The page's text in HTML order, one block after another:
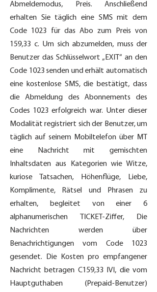
Abmeldemodus, Preis. Anschließend
erhalten Sie täglich eine SMS mit dem
Code 1023 für das Abo zum Preis von
159,33 c. Um sich abzumelden, muss der
Benutzer das Schlüsselwort „EXIT“ an den
Code 1023 senden und erhält automatisch
eine kostenlose SMS, die bestätigt, dass
die Abmeldung des Abonnements des
Codes 1023 erfolgreich war. Unter dieser
Modalität registriert sich der Benutzer, um
täglich auf seinem Mobiltelefon über MT
eine Nachricht mit gemischten
Inhaltsdaten aus Kategorien wie Witze,
kuriose Tatsachen, Höhenflüge, Liebe,
Komplimente, Rätsel und Phrasen zu
erhalten, begleitet von einer 6
alphanumerischen TICKET-Ziffer, Die
Nachrichten werden über
Benachrichtigungen vom Code 1023
gesendet. Die Kosten pro empfangener
Nachricht betragen C159,33 IVI, die vom
Hauptguthaben (Prepaid-Benutzer)